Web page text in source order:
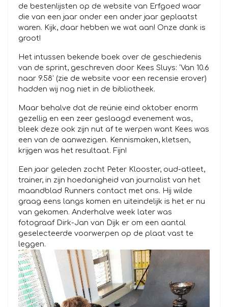
de bestenlijsten op de website van Erfgoed waar
die van een jaar onder een ander jaar geplaatst
waren. Kijk, daar hebben we wat aan! Onze dank is
groot!
Het intussen bekende boek over de geschiedenis
van de sprint, geschreven door Kees Sluys: ‘Van 10.6
naar 9.58’ (zie de website voor een recensie erover)
hadden wij nog niet in de bibliotheek.
Maar behalve dat de reünie eind oktober enorm
gezellig en een zeer geslaagd evenement was,
bleek deze ook zijn nut af te werpen want Kees was
een van de aanwezigen. Kennismaken, kletsen,
krijgen was het resultaat. Fijn!
Een jaar geleden zocht Peter Klooster, oud-atleet,
trainer, in zijn hoedanigheid van journalist van het
maandblad Runners contact met ons. Hij wilde
graag eens langs komen en uiteindelijk is het er nu
van gekomen. Anderhalve week later was
fotograaf Dirk-Jan van Dijk er om een aantal
geselecteerde voorwerpen op de plaat vast te
leggen.